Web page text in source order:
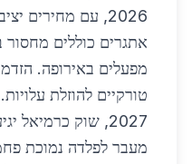
אתגרים כוללים
מפעלים באירופה.
טורקיים להוזלת